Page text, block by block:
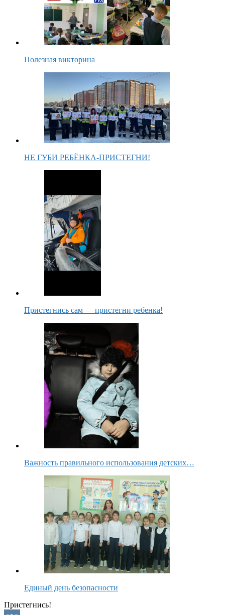
Полезная викторина
НЕ ГУБИ РЕБЁНКА-ПРИСТЕГНИ!
Пристегнись сам — пристегни ребенка!
Важность правильного использования детских…
Единый день безопасности
Пристегнись!